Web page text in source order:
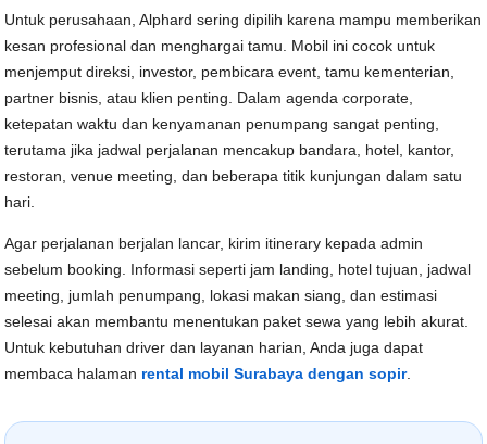
Untuk perusahaan, Alphard sering dipilih karena mampu memberikan
kesan profesional dan menghargai tamu. Mobil ini cocok untuk
menjemput direksi, investor, pembicara event, tamu kementerian,
partner bisnis, atau klien penting. Dalam agenda corporate,
ketepatan waktu dan kenyamanan penumpang sangat penting,
terutama jika jadwal perjalanan mencakup bandara, hotel, kantor,
restoran, venue meeting, dan beberapa titik kunjungan dalam satu
hari.
Agar perjalanan berjalan lancar, kirim itinerary kepada admin
sebelum booking. Informasi seperti jam landing, hotel tujuan, jadwal
meeting, jumlah penumpang, lokasi makan siang, dan estimasi
selesai akan membantu menentukan paket sewa yang lebih akurat.
Untuk kebutuhan driver dan layanan harian, Anda juga dapat
membaca halaman rental mobil Surabaya dengan sopir.